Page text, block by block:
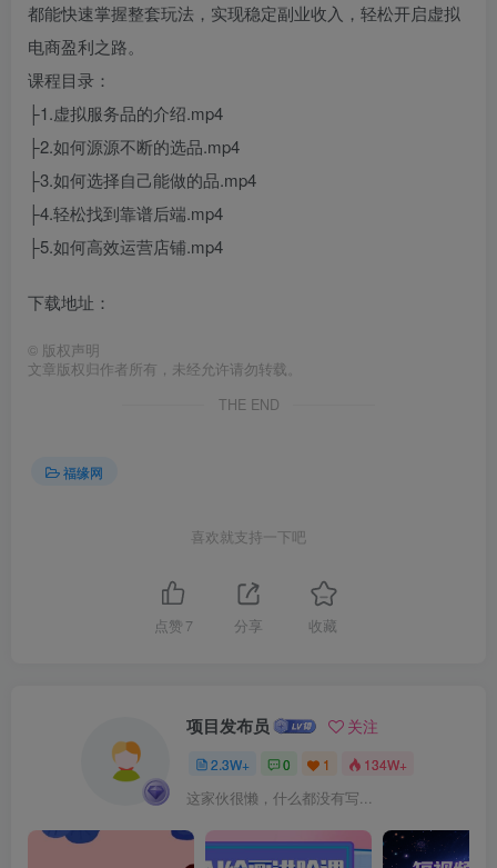
都能快速掌握整套玩法，实现稳定副业收入，轻松开启虚拟
电商盈利之路。
课程目录：
├1.虚拟服务品的介绍.mp4
├2.如何源源不断的选品.mp4
├3.如何选择自己能做的品.mp4
├4.轻松找到靠谱后端.mp4
├5.如何高效运营店铺.mp4
下载地址：
© 版权声明
文章版权归作者所有，未经允许请勿转载。
THE END
福缘网
喜欢就支持一下吧
点赞 7 分享 收藏
项目发布员 关注
2.3W+ 0 1 134W+
这家伙很懒，什么都没有写...